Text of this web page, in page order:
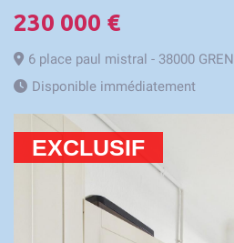
230 000 €
6 place paul mistral - 38000
Disponible immédiatement
EXCLUSIF